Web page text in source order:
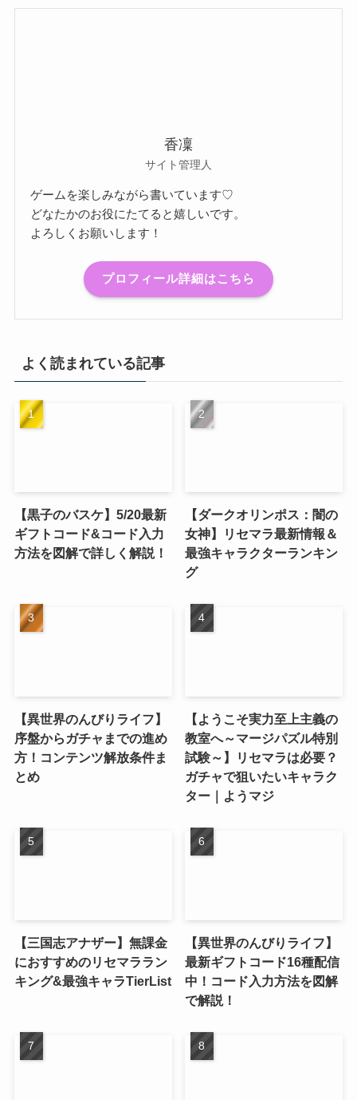
香凜
サイト管理人
ゲームを楽しみながら書いています♡
どなたかのお役にたてると嬉しいです。
よろしくお願いします！
プロフィール詳細はこちら
よく読まれている記事
【黒子のバスケ】5/20最新
ギフトコード&コード入力
方法を図解で詳しく解説！
【ダークオリンポス：闇の
女神】リセマラ最新情報＆
最強キャラクターランキン
グ
【異世界のんびりライフ】
序盤からガチャまでの進め
方！コンテンツ解放条件ま
とめ
【ようこそ実力至上主義の
教室へ～マージパズル特別
試験～】リセマラは必要？
ガチャで狙いたいキャラク
ター｜ようマジ
【三国志アナザー】無課金
におすすめのリセマララン
キング&最強キャラTierList
【異世界のんびりライフ】
最新ギフトコード16種配信
中！コード入力方法を図解
で解説！